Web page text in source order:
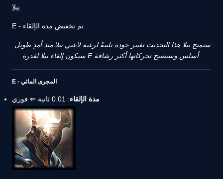
نيلا
سنمنح نيلا هذا التحديث تغيير جودة تلبيةً لرغبة لاعبي نيلا منذ أمدٍ طويل.
سيكون إلقاء نيلا لقدرة E أسلس وستصبح تحركاتها أكثر رشاقة.
E - المجرى المائي
مدة الإلقاء: 0.01 ثانية ⇐ فوري